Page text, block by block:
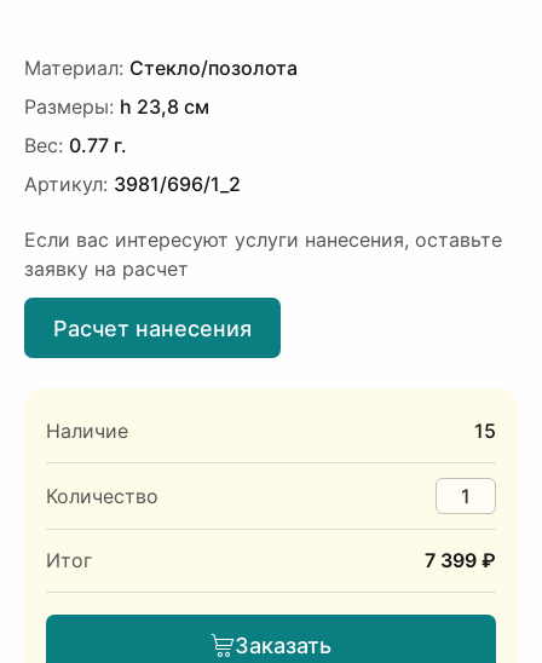
Материал: Стекло/позолота
Размеры: h 23,8 см
Вес: 0.77 г.
Артикул: 3981/696/1_2
Если вас интересуют услуги нанесения, оставьте
заявку на расчет
Расчет нанесения
Наличие 15
Количество
Итог 7 399 ₽
Заказать